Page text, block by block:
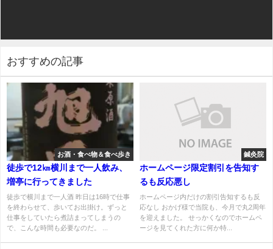
おすすめの記事
お酒・食べ物＆食べ歩き
徒歩で12㎞横川まで一人飲み、
増亭に行ってきました
徒歩で横川まで一人酒 昨日は16時で仕事
を終わらせて、歩いてお出掛け。ずっと
仕事をしていたら煮詰まってしまうの
で、こんな時間も必要なのだ。 ...
鍼灸院
ホームページ限定割引を告知す
るも反応悪し
ホームページ内だけの割引告知するも反
応なし おかげ様で当院も、今月で丸2周年
を迎えました。 せっかくなのでホームペ
ージを見てくれた方に何か特...